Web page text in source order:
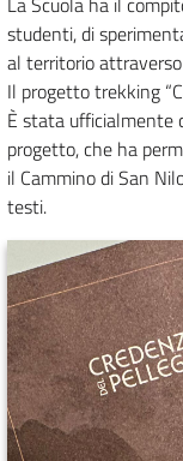
studenti, di
al territorio
Il progetto trekking
È stata ufficialmente
progetto, che ha
il Cammino di San
testi.